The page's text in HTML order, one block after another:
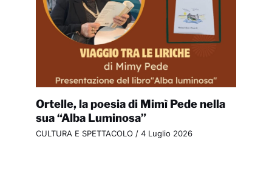
Ortelle, la poesia di Mimì Pede nella
sua “Alba Luminosa”
CULTURA E SPETTACOLO / 4 Luglio 2026